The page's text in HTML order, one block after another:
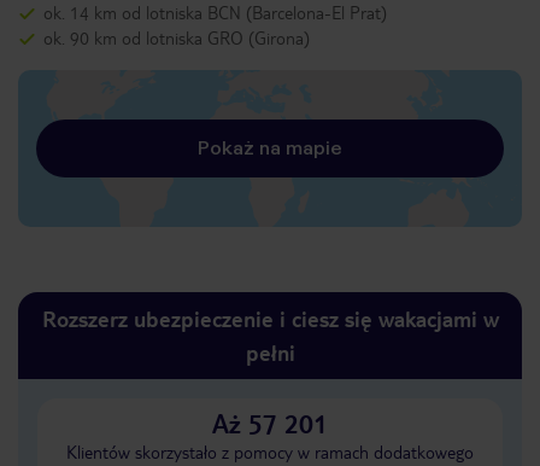
ok. 14 km od lotniska BCN (Barcelona-El Prat)
ok. 90 km od lotniska GRO (Girona)
Pokaż na mapie
Rozszerz ubezpieczenie i ciesz się wakacjami w
pełni
Aż 57 201
Klientów skorzystało z pomocy w ramach dodatkowego